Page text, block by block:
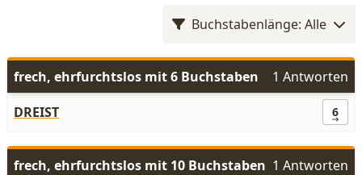
Buchstabenlänge: Alle
frech, ehrfurchtslos mit 6 Buchstaben
1 Antworten
DREIST
6
frech, ehrfurchtslos mit 10 Buchstaben 1 Antworten